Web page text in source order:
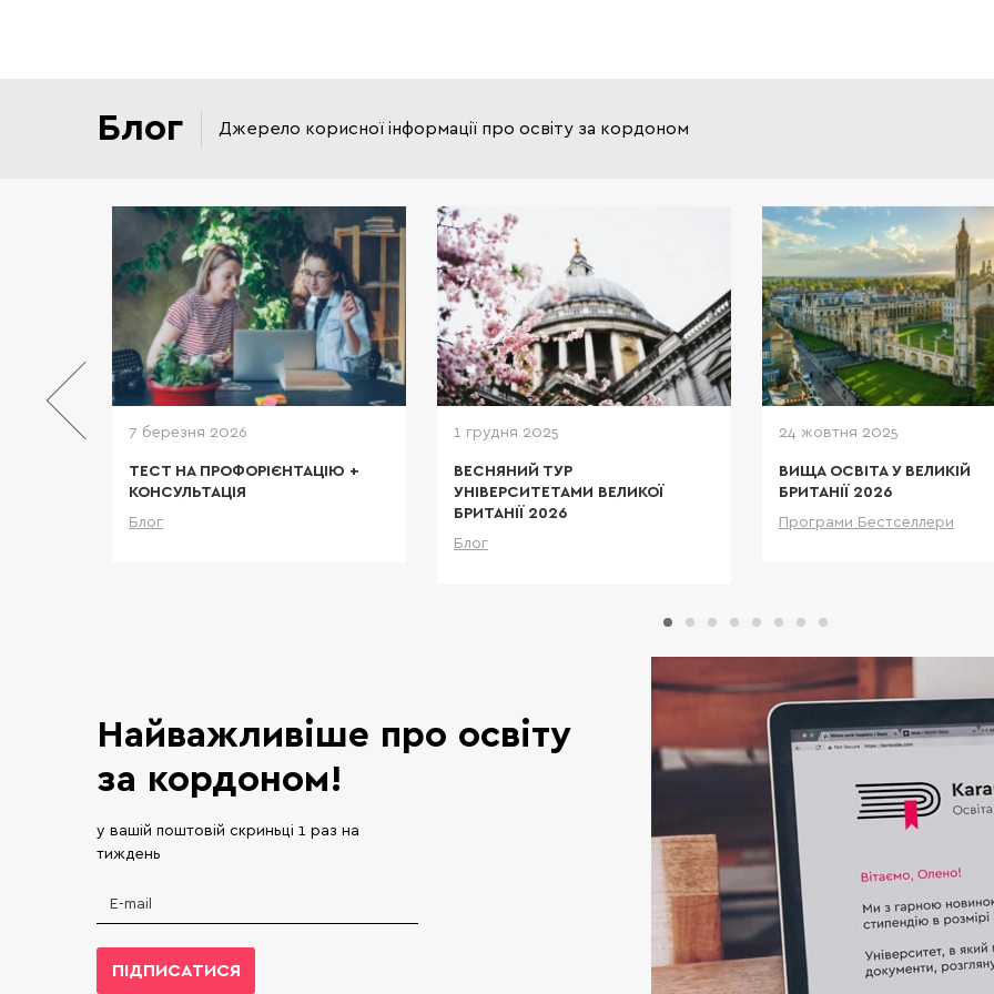
Блог Джерело корисної інформації про освіту за кордоном
усі
7 березня 2026
ТЕСТ НА ПРОФОРІЄНТАЦІЮ +
КОНСУЛЬТАЦІЯ
Блог
1 грудня 2025
ВЕСНЯНИЙ ТУР
УНІВЕРСИТЕТАМИ ВЕЛИКОЇ
БРИТАНІЇ 2026
Блог
24 жовтня 2025
ВИЩА ОСВІТА У ВЕЛИКІЙ
БРИТАНІЇ 2026
Програми Бестселлери
Освіта в Великій
еталоном якості і
багатьох іноземних
Саме тут воліють
дітей власники мульти
корпорацій і
Найважливіше про освіту
за кордоном!
у вашій поштовій скриньці 1 раз на
тиждень
ПІДПИСАТИСЯ